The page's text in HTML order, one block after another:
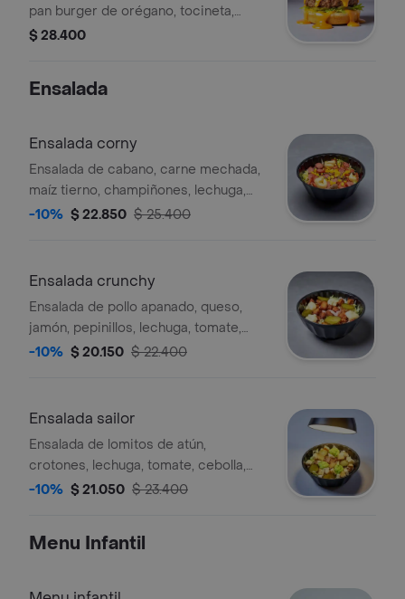
pan burger de orégano, tocineta,
queso doble crema, 160 gr de carne
cebolla y tomate.
$ 28.400
Ensalada
Ensalada corny
Ensalada de cabano, carne mechada,
maíz tierno, champiñones, lechuga,
pimentón, tomate, vinagretas.
-10% $ 22.850 $ 25.400
Ensalada crunchy
Ensalada de pollo apanado, queso,
jamón, pepinillos, lechuga, tomate,
pepino, vinagretas.
-10% $ 20.150 $ 22.400
Ensalada sailor
Ensalada de lomitos de atún,
crotones, lechuga, tomate, cebolla,
pepinillos, vinagreta y guacamole.
-10% $ 21.050 $ 23.400
Menu Infantil